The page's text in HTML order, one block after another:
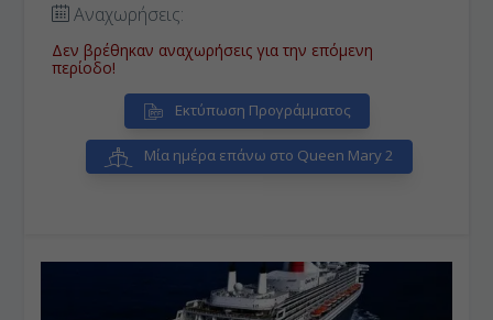
Αναχωρήσεις:
Δεν βρέθηκαν αναχωρήσεις για την επόμενη
περίοδο!
Εκτύπωση Προγράμματος
Μία ημέρα επάνω στο Queen Mary 2